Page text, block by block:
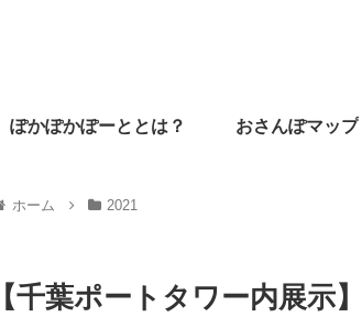
ぽかぽかぽーととは？ おさんぽマップ
ホーム 2021
【千葉ポートタワー内展示